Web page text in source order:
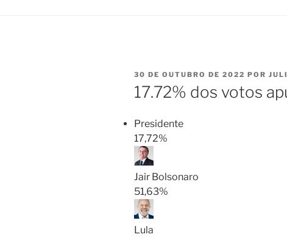
PUBLICADO
EM
30 DE OUTUBRO DE 2022 POR
17.72% dos votos
Presidente
17,72%
Jair Bolsonaro
51,63%
Lula